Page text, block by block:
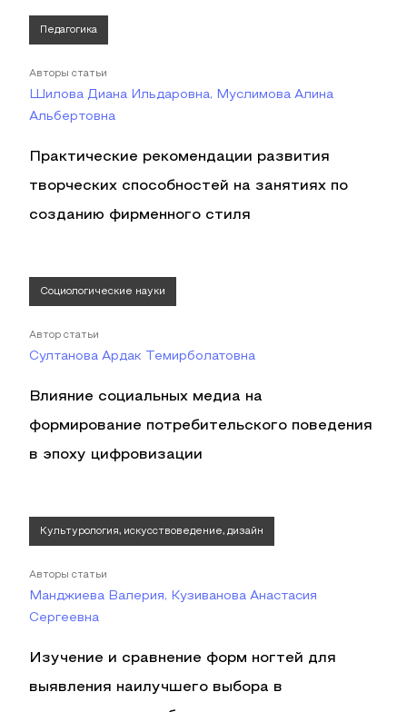
Педагогика
Авторы статьи
Шилова Диана Ильдаровна, Муслимова Алина
Альбертовна
Практические рекомендации развития
творческих способностей на занятиях по
созданию фирменного стиля
Социологические науки
Автор статьи
Султанова Ардак Темирболатовна
Влияние социальных медиа на
формирование потребительского поведения
в эпоху цифровизации
Культурология, искусствоведение, дизайн
Авторы статьи
Манджиева Валерия, Кузиванова Анастасия
Сергеевна
Изучение и сравнение форм ногтей для
выявления наилучшего выбора в